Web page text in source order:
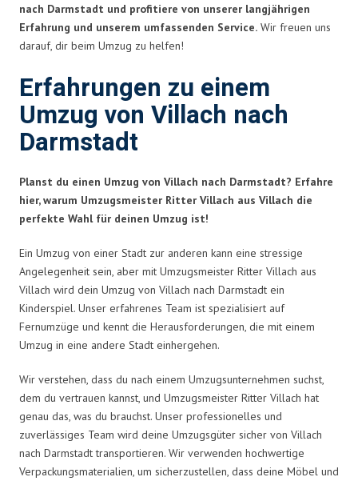
nach Darmstadt und profitiere von unserer langjährigen
Erfahrung und unserem umfassenden Service. Wir freuen uns
darauf, dir beim Umzug zu helfen!
Erfahrungen zu einem
Umzug von Villach nach
Darmstadt
Planst du einen Umzug von Villach nach Darmstadt? Erfahre
hier, warum Umzugsmeister Ritter Villach aus Villach die
perfekte Wahl für deinen Umzug ist!
Ein Umzug von einer Stadt zur anderen kann eine stressige
Angelegenheit sein, aber mit Umzugsmeister Ritter Villach aus
Villach wird dein Umzug von Villach nach Darmstadt ein
Kinderspiel. Unser erfahrenes Team ist spezialisiert auf
Fernumzüge und kennt die Herausforderungen, die mit einem
Umzug in eine andere Stadt einhergehen.
Wir verstehen, dass du nach einem Umzugsunternehmen suchst,
dem du vertrauen kannst, und Umzugsmeister Ritter Villach hat
genau das, was du brauchst. Unser professionelles und
zuverlässiges Team wird deine Umzugsgüter sicher von Villach
nach Darmstadt transportieren. Wir verwenden hochwertige
Verpackungsmaterialien, um sicherzustellen, dass deine Möbel und